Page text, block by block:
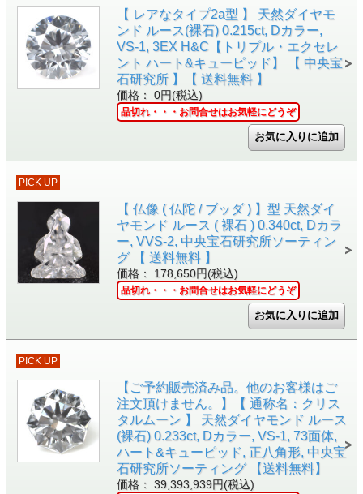
【 レアなタイプ2a型 】 天然ダイヤモ
ンド ルース(裸石) 0.215ct, Dカラー,
VS-1, 3EX H&C【トリプル・エクセレ
ント ハート&キューピッド】 【 中央宝
石研究所 】【 送料無料 】
価格： 0円(税込)
品切れ・・・お問合せはお気軽にどうぞ
PICK UP
【 仏像 ( 仏陀 / ブッダ ) 】型 天然ダイ
ヤモンド ルース ( 裸石 ) 0.340ct, Dカラ
ー, VVS-2, 中央宝石研究所ソーティン
グ 【 送料無料 】
価格： 178,650円(税込)
品切れ・・・お問合せはお気軽にどうぞ
PICK UP
【ご予約販売済み品。他のお客様はご
注文頂けません。】【 通称名：クリス
タルムーン 】 天然ダイヤモンド ルース
(裸石) 0.233ct, Dカラー, VS-1, 73面体,
ハート&キューピッド, 正八角形, 中央宝
石研究所ソーティング 【送料無料】
価格： 39,393,939円(税込)